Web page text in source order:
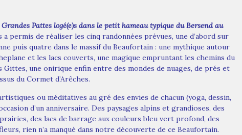
Pattes logé(e)s dans le petit hameau typique du Bersend au
a permis de réaliser les cinq randonnées prévues, une d’abord sur
puis quatre dans le massif du Beaufortain : une mythique autour
et les lacs couverts, une magique empruntant les chemins du
une onirique enfin entre des mondes de nuages, de prés et
du Cormet d’Arêches.
ou méditatives au gré des envies de chacun (yoga, dessin,
d’un anniversaire. Des paysages alpins et grandioses, des
des lacs de barrage aux couleurs bleu vert profond, des
rien n’a manqué dans notre découverte de ce Beaufortain.